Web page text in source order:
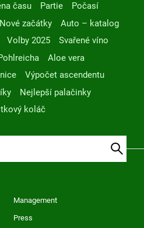
času Partie
Počasí
začátky
Auto – katalog
Volby 2025
Svařené víno
Aloe vera
Výpočet ascendentu
Nejlepší palačinky
koláč
Management
Press